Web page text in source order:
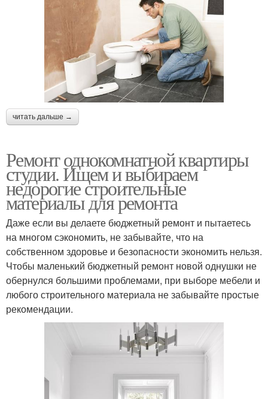
читать дальше →
Ремонт однокомнатной квартиры
студии. Ищем и выбираем
недорогие строительные
материалы для ремонта
Даже если вы делаете бюджетный ремонт и пытаетесь
на многом сэкономить, не забывайте, что на
собственном здоровье и безопасности экономить нельзя.
Чтобы маленький бюджетный ремонт новой однушки не
обернулся большими проблемами, при выборе мебели и
любого строительного материала не забывайте простые
рекомендации.